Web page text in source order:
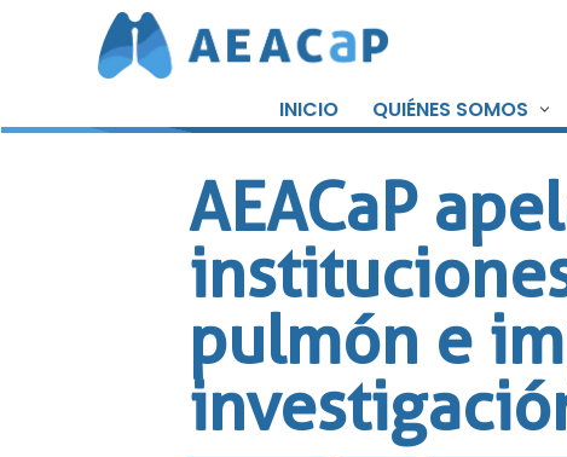
contenido
INICIO QUIÉNES SOMOS
AEACaP
pulmón e